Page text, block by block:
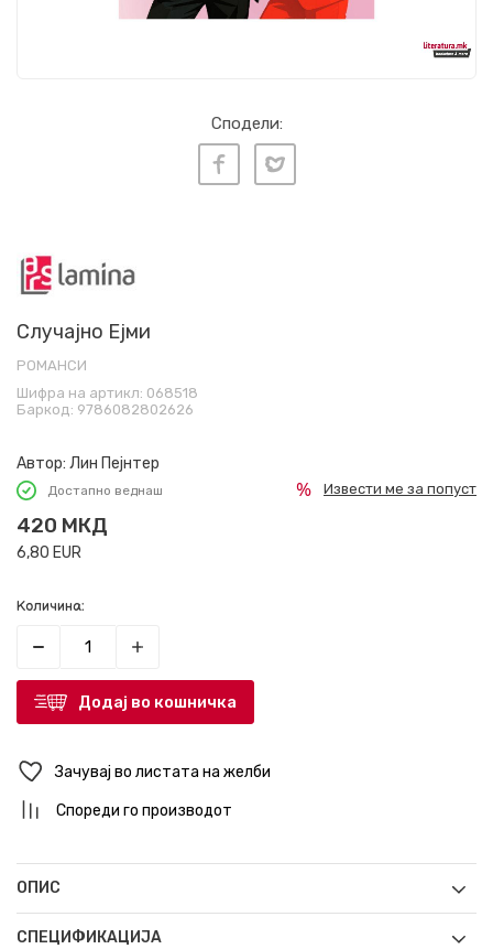
Сподели:
Случајно Ејми
РОМАНСИ
Шифра на артикл: 068518
Баркод: 9786082802626
Автор: Лин Пејнтер
Достапно веднаш
420 МКД
6,80 EUR
Извести ме за попуст
Количина:
Додај во кошничка
Зачувај во листата на желби
Спореди го производот
ОПИС
СПЕЦИФИКАЦИЈА